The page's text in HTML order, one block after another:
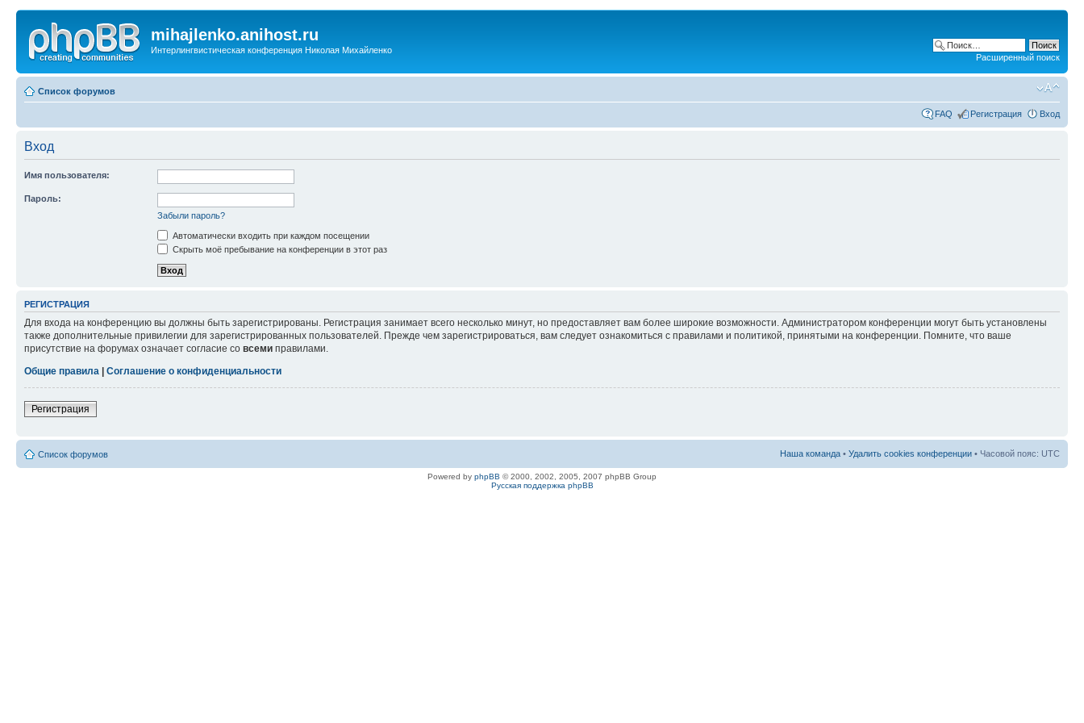
mihajlenko.anihost.ru
Интерлингвистическая конференция Николая Михайленко
Расширенный поиск
Список форумов
FAQ Регистрация Вход
Вход
Имя пользователя:
Пароль:
Забыли пароль?
Автоматически входить при каждом посещении
Скрыть моё пребывание на конференции в этот раз
РЕГИСТРАЦИЯ
Для входа на конференцию вы должны быть зарегистрированы. Регистрация занимает всего несколько минут, но предоставляет вам более широкие возможности. Администратором конференции могут быть установлены
также дополнительные привилегии для зарегистрированных пользователей. Прежде чем зарегистрироваться, вам следует ознакомиться с правилами и политикой, принятыми на конференции. Помните, что ваше
присутствие на форумах означает согласие со всеми правилами.
Общие правила
Соглашение о конфиденциальности
Регистрация
Список форумов Наша команда • Удалить cookies конференции • Часовой пояс: UTC
Powered by phpBB © 2000, 2002, 2005, 2007 phpBB Group
Русская поддержка phpBB